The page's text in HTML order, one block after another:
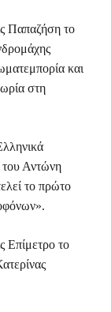
Παπαζήση το
και
στη
Αντώνη
το πρώτο
Επίμετρο το